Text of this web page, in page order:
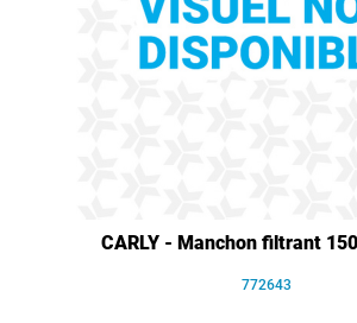
CARLY - Manchon filtrant
772643